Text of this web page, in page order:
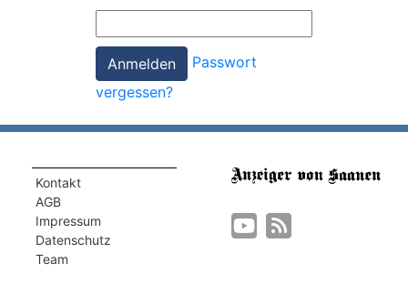
Passwort
vergessen?
Kontakt
AGB
Impressum
Datenschutz
Team